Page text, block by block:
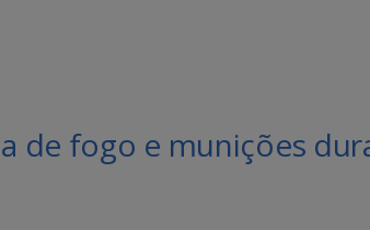
de fogo e munições